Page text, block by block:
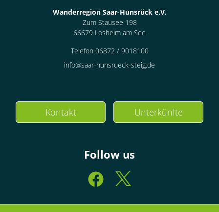
Wanderregion Saar-Hunsrück e.V.
Zum Stausee 198
66679 Losheim am See
Telefon 06872 / 9018100
info@saar-hunsrueck-steig.de
Kontakt Unterkünfte
Follow us